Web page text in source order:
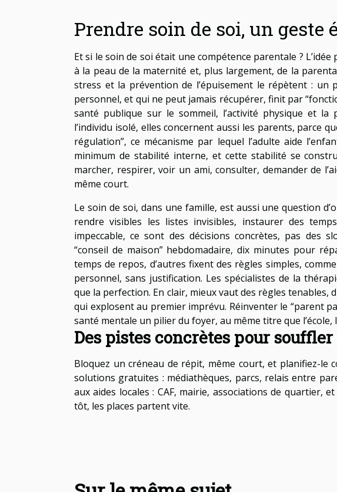
Prendre soin de soi, un geste
Et si le soin de soi était une compétence parentale ?
à la peau de la maternité et, plus largement, de la
stress et la prévention de l’épuisement le répètent : un
personnel, et qui ne peut jamais récupérer, finit par
santé publique sur le sommeil, l’activité physique et
l’individu isolé, elles concernent aussi les parents, parce
régulation”, ce mécanisme par lequel l’adulte aide
minimum de stabilité interne, et cette stabilité se
marcher, respirer, voir un ami, consulter, demander de
même court.
Le soin de soi, dans une famille, est aussi une question
rendre visibles les listes invisibles, instaurer des
impeccable, ce sont des décisions concrètes, pas des
“conseil de maison” hebdomadaire, dix minutes pour
temps de repos, d’autres fixent des règles simples,
personnel, sans justification. Les spécialistes de la
que la perfection. En clair, mieux vaut des règles tenables,
qui explosent au premier imprévu. Réinventer le “parent
santé mentale un pilier du foyer, au même titre que l’école,
Des pistes concrètes pour
Bloquez un créneau de répit, même court, et planifiez-le
solutions gratuites : médiathèques, parcs, relais entre
aux aides locales : CAF, mairie, associations de quartier,
tôt, les places partent vite.